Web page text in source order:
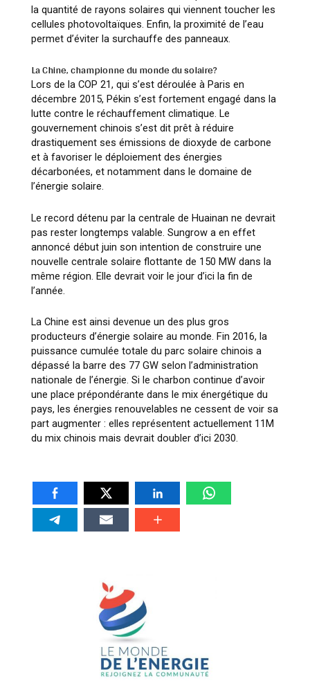
la quantité de rayons solaires qui viennent toucher les
cellules photovoltaïques. Enfin, la proximité de l’eau
permet d’éviter la surchauffe des panneaux.
La Chine, championne du monde du solaire?
Lors de la COP 21, qui s’est déroulée à Paris en
décembre 2015, Pékin s’est fortement engagé dans la
lutte contre le réchauffement climatique. Le
gouvernement chinois s’est dit prêt à réduire
drastiquement ses émissions de dioxyde de carbone
et à favoriser le déploiement des énergies
décarbonées, et notamment dans le domaine de
l’énergie solaire.
Le record détenu par la centrale de Huainan ne devrait
pas rester longtemps valable. Sungrow a en effet
annoncé début juin son intention de construire une
nouvelle centrale solaire flottante de 150 MW dans la
même région. Elle devrait voir le jour d’ici la fin de
l’année.
La Chine est ainsi devenue un des plus gros
producteurs d’énergie solaire au monde. Fin 2016, la
puissance cumulée totale du parc solaire chinois a
dépassé la barre des 77 GW selon l’administration
nationale de l’énergie. Si le charbon continue d’avoir
une place prépondérante dans le mix énergétique du
pays, les énergies renouvelables ne cessent de voir sa
part augmenter : elles représentent actuellement 11M
du mix chinois mais devrait doubler d’ici 2030.